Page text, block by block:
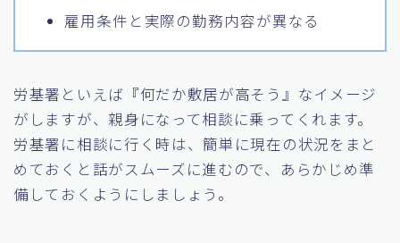
雇用条件と実際の勤務内容が異なる
労基署といえば『何だか敷居が高そう』なイメージ
がしますが、親身になって相談に乗ってくれます。
労基署に相談に行く時は、簡単に現在の状況をまと
めておくと話がスムーズに進むので、あらかじめ準
備しておくようにしましょう。